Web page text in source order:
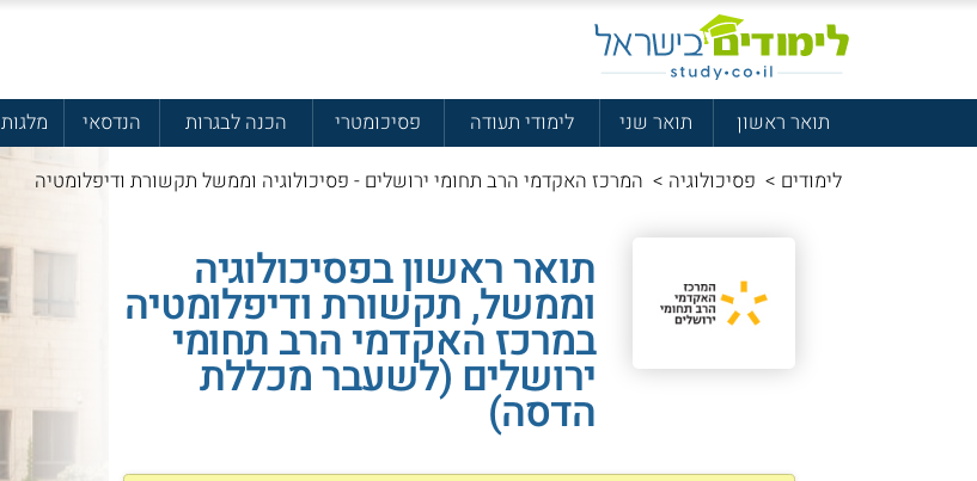
תואר ראשון תואר שני לימודי תעודה פסיכומטרי הכנה לבגרות הנדסאי מלגות
לימודים > פסיכולוגיה > המרכז האקדמי הרב תחומי ירושלים - פסיכולוגיה וממשל תקשורת ודיפלומטיה
תואר ראשון בפסיכולוגיה
וממשל, תקשורת ודיפלומטיה
במרכז האקדמי הרב תחומי
ירושלים (לשעבר מכללת
הדסה)